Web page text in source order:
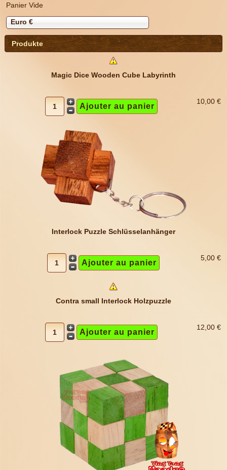
Panier Vide
Euro €
Produkte
Magic Dice Wooden Cube Labyrinth
10,00 €
Interlock Puzzle Schlüsselanhänger
5,00 €
Contra small Interlock Holzpuzzle
12,00 €